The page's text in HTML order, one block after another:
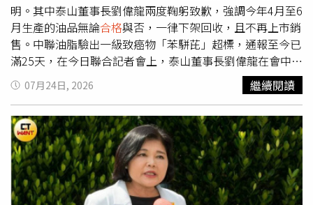
明。其中泰山董事長劉偉龍兩度鞠躬致歉，強調今年4月至6
月生產的油品無論合格與否，一律下架回收，且不再上市銷
售。中聯油脂驗出一級致癌物「苯駢芘」超標，通報至今已
滿25天，在今日聯合記者會上，泰山董事長劉偉龍在會中兩
度鞠躬，向廣大消費者、下游客戶及主管機關致上最深歉
意；他強調，泰山身為中聯油脂的股東兼下游客戶，有不可
推卸的監督責任，因此宣布今年4月至6月間生產的所有油
品，不論檢驗結果合格與否，一律全面下架回收，且不再上
市銷售。劉偉龍也指出，在食安疑慮未完全消除前，主張中
聯油脂不得復工；除了食藥署已匡列的7批次問題油品外，
其餘19批縱使通過檢驗，泰山仍堅持「全數回收不重登
架」，並承諾未來將以最高標準對原料供應端嚴格把關。泰
07月24日, 2026 繼續閱讀